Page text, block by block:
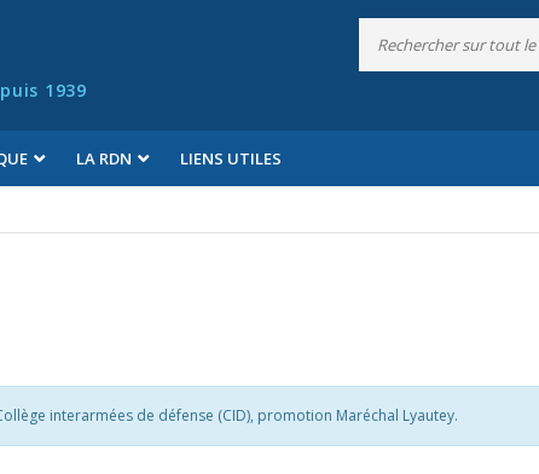
1939
LA RDN LIENS UTILES
interarmées de défense (CID), promotion Maréchal Lyautey.